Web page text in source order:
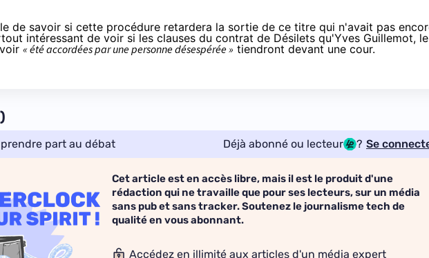
de savoir si cette procédure retardera la sortie de ce titre qui n'avait pas
intéressant de voir si les clauses du contrat de Désilets qu'Yves Guillemot, le
« été accordées par une personne désespérée » tiendront devant une cour.
part au débat Déjà abonné ou lecteur ? Se
Cet article est en accès libre, mais il est le produit d'une
rédaction qui ne travaille que pour ses lecteurs, sur un média
sans pub et sans tracker. Soutenez le journalisme tech de
qualité en vous abonnant.
Accédez en illimité aux articles d'un média expert